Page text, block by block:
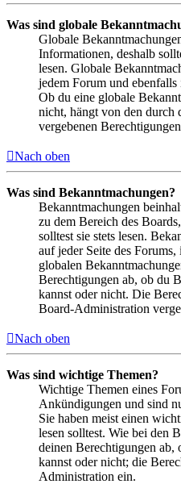
Was sind globale
Globale
Informationen, deshalb
lesen. Globale
jedem Forum und
Ob du eine globale
nicht, hängt von den
vergebenen
Nach oben
Was sind Bekanntmachungen?
Bekanntmachungen
zu dem Bereich des
solltest sie stets lesen.
auf jeder Seite des
globalen
Berechtigungen ab, ob du
kannst oder nicht. Die
Board-Administration
Nach oben
Was sind wichtige Themen?
Wichtige Themen eines
Ankündigungen und sind
Sie haben meist einen
lesen solltest. Wie bei den
deinen Berechtigungen ab,
kannst oder nicht; die
Administration ein.